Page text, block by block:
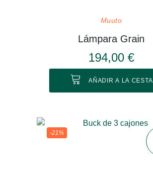
Muuto
Lámpara Grain
194,00 €
AÑADIR A LA CESTA
-21%